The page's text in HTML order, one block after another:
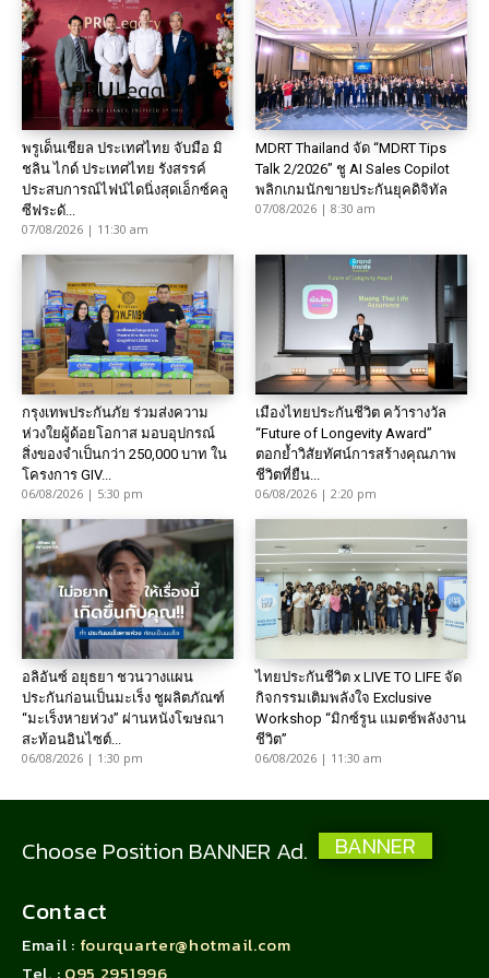
พรูเด็นเชียล ประเทศไทย จับมือ มิ
ชลิน ไกด์ ประเทศไทย รังสรรค์
ประสบการณ์ไฟน์ไดนิ่งสุดเอ็กซ์คลู
ซีฟระดั...
07/08/2026 | 11:30 am
MDRT Thailand จัด “MDRT Tips
Talk 2/2026” ชู AI Sales Copilot
พลิกเกมนักขายประกันยุคดิจิทัล
07/08/2026 | 8:30 am
กรุงเทพประกันภัย ร่วมส่งความ
ห่วงใยผู้ด้อยโอกาส มอบอุปกรณ์
สิ่งของจำเป็นกว่า 250,000 บาท ใน
โครงการ GIV...
06/08/2026 | 5:30 pm
เมืองไทยประกันชีวิต คว้ารางวัล
“Future of Longevity Award”
ตอกย้ำวิสัยทัศน์การสร้างคุณภาพ
ชีวิตที่ยืน...
06/08/2026 | 2:20 pm
อลิอันซ์ อยุธยา ชวนวางแผน
ประกันก่อนเป็นมะเร็ง ชูผลิตภัณฑ์
“มะเร็งหายห่วง” ผ่านหนังโฆษณา
สะท้อนอินไซต์...
06/08/2026 | 1:30 pm
ไทยประกันชีวิต x LIVE TO LIFE จัด
กิจกรรมเติมพลังใจ Exclusive
Workshop “มิกซ์รูน แมตช์พลังงาน
ชีวิต”
06/08/2026 | 11:30 am
Choose Position BANNER Ad. BANNER
Contact
Email : fourquarter@hotmail.com